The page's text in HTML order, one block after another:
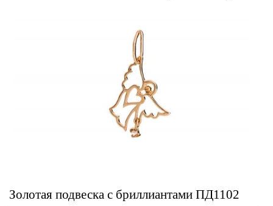
Золотая подвеска с бриллиантами ПД1102